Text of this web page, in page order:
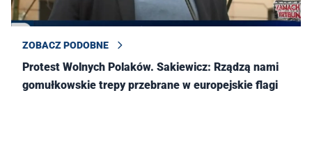
ZOBACZ PODOBNE
Protest Wolnych Polaków. Sakiewicz: Rządzą nami
gomułkowskie trepy przebrane w europejskie flagi